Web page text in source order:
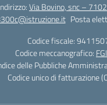
Via Bovino, snc –
Posta
Codice fiscale:
Codice meccanografico:
delle Pubbliche
Codice unico di fatturazione